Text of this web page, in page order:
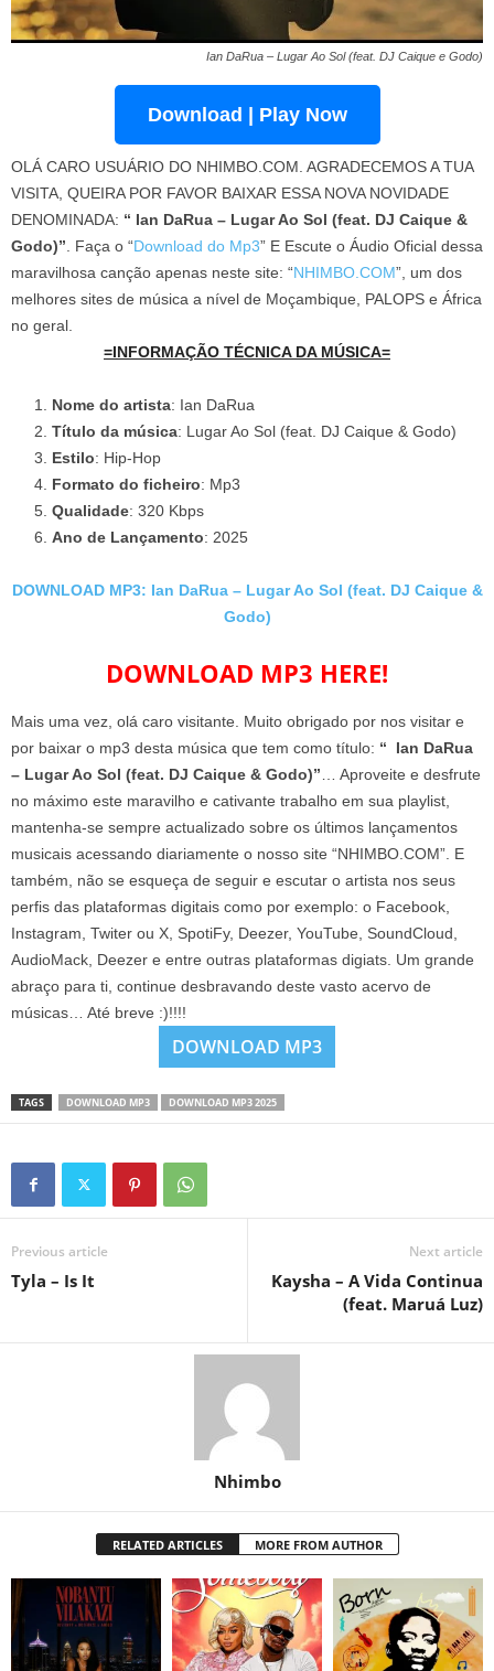
Ian DaRua – Lugar Ao Sol (feat. DJ Caique e Godo)
Download | Play Now
OLÁ CARO USUÁRIO DO NHIMBO.COM. AGRADECEMOS A TUA
VISITA, QUEIRA POR FAVOR BAIXAR ESSA NOVA NOVIDADE
DENOMINADA: “ Ian DaRua – Lugar Ao Sol (feat. DJ Caique &
Godo)” . Faça o “Download do Mp3” E Escute o Áudio Oficial dessa
maravilhosa canção apenas neste site: “NHIMBO.COM”, um dos
melhores sites de música a nível de Moçambique, PALOPS e África
no geral.
=INFORMAÇÃO TÉCNICA DA MÚSICA=
Nome do artista: Ian DaRua
Título da música: Lugar Ao Sol (feat. DJ Caique & Godo)
Estilo: Hip-Hop
Formato do ficheiro: Mp3
Qualidade: 320 Kbps
Ano de Lançamento: 2025
DOWNLOAD MP3: Ian DaRua – Lugar Ao Sol (feat. DJ Caique &
Godo)
DOWNLOAD MP3 HERE!
Mais uma vez, olá caro visitante. Muito obrigado por nos visitar e
por baixar o mp3 desta música que tem como título: “ Ian DaRua
– Lugar Ao Sol (feat. DJ Caique & Godo)” … Aproveite e desfrute
no máximo este maravilho e cativante trabalho em sua playlist,
mantenha-se sempre actualizado sobre os últimos lançamentos
musicais acessando diariamente o nosso site “NHIMBO.COM”. E
também, não se esqueça de seguir e escutar o artista nos seus
perfis das plataformas digitais como por exemplo: o Facebook,
Instagram, Twiter ou X, SpotiFy, Deezer, YouTube, SoundCloud,
AudioMack, Deezer e entre outras plataformas digiats. Um grande
abraço para ti, continue desbravando deste vasto acervo de
músicas… Até breve :)!!!!
DOWNLOAD MP3
TAGS DOWNLOAD MP3 DOWNLOAD MP3 2025
Previous article
Tyla – Is It
Next article
Kaysha – A Vida Continua
(feat. Maruá Luz)
Nhimbo
RELATED ARTICLES MORE FROM AUTHOR